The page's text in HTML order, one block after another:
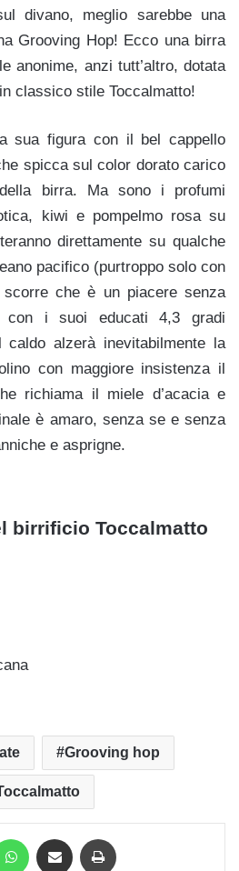
divano, meglio sarebbe una
Grooving Hop! Ecco una birra
anonime, anzi tutt’altro, dotata
classico stile Toccalmatto!
sua figura con il bel cappello
spicca sul color dorato carico
birra. Ma sono i profumi
kiwi e pompelmo rosa su
direttamente su qualche
pacifico (purtroppo solo con
che è un piacere senza
con i suoi educati 4,3 gradi
alzerà inevitabilmente la
con maggiore insistenza il
richiama il miele d’acacia e
è amaro, senza se e senza
e asprigne.
birrificio Toccalmatto
Grooving hop
WhatsApp Condividi via mail